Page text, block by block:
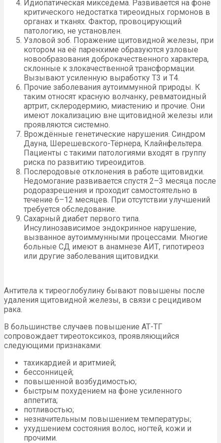
Идиопатическая микседема. Развивается на фоне
критического недостатка тиреоидных гормонов в
органах и тканях. Фактор, провоцирующий
патологию, не установлен.
Узловой зоб. Поражение щитовидной железы, при
котором на её паренхиме образуются узловые
новообразования доброкачественного характера,
склонные к злокачественной трансформации.
Вызывают усиленную выработку Т3 и Т4.
Прочие заболевания аутоиммунной природы. К
таким относят красную волчанку, ревматоидный
артрит, склеродермию, миастению и прочие. Они
имеют локализацию вне щитовидной железы или
проявляются системно.
Врождённые генетические нарушения. Синдром
Дауна, Шерешевского-Тёрнера, Клайнфельтера.
Пациенты с такими патологиями входят в группу
риска по развитию тиреоидитов.
Послеродовые отклонения в работе щитовидки.
Недомогание развивается спустя 2–3 месяца после
родоразрешения и проходит самостоятельно в
течение 6–12 месяцев. При отсутствии улучшений
требуется обследование.
Сахарный диабет первого типа.
Инсулинозависимое эндокринное нарушение,
вызванное аутоиммунными процессами. Многие
больные СД имеют в анамнезе АИТ, гипотиреоз
или другие заболевания щитовидки.
Антитела к тиреоглобулину бывают повышены после
удаления щитовидной железы, в связи с рецидивом
рака.
В большинстве случаев повышение АТ-ТГ
сопровождает тиреотоксикоз, проявляющийся
следующими признаками:
тахикардией и аритмией;
бессонницей;
повышенной возбудимостью;
быстрым похудением на фоне усиленного
аппетита;
потливостью;
незначительным повышением температуры;
ухудшением состояния волос, ногтей, кожи и
прочими.